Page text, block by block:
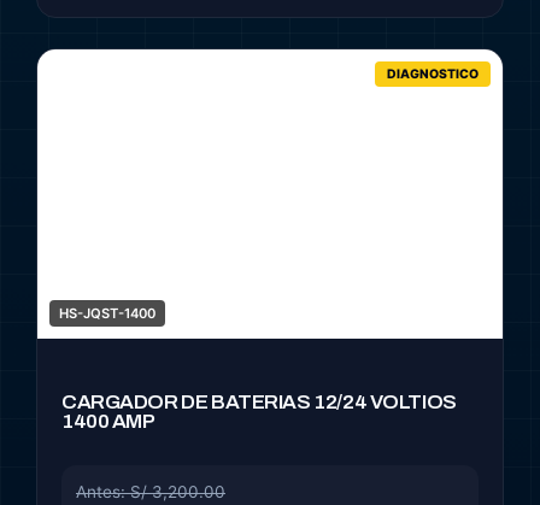
DIAGNOSTICO
HS-JQST-1400
CARGADOR DE BATERIAS 12/24 VOLTIOS
1400 AMP
Antes: S/ 3,200.00